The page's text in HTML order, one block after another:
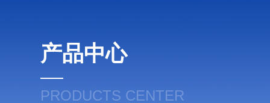
产品中心
PRODUCTS CENTER